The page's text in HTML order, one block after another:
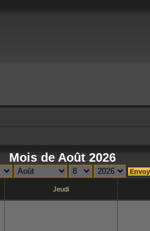
Mois de Août 2026
Jeudi